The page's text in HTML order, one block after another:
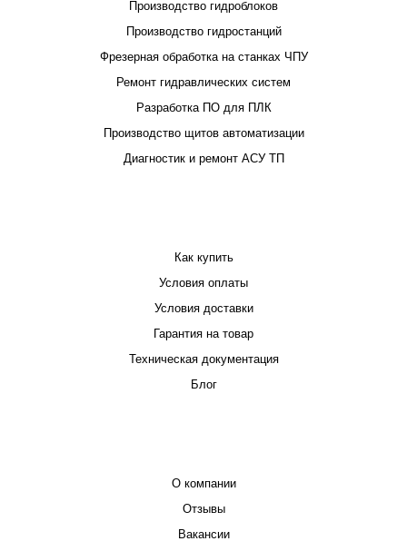
Производство гидроблоков
Производство гидростанций
Фрезерная обработка на станках ЧПУ
Ремонт гидравлических систем
Разработка ПО для ПЛК
Производство щитов автоматизации
Диагностик и ремонт АСУ ТП
Как купить
Условия оплаты
Условия доставки
Гарантия на товар
Техническая документация
Блог
О компании
Отзывы
Вакансии